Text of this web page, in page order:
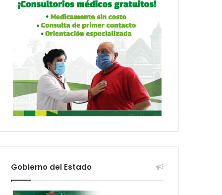
Gobierno del Estado